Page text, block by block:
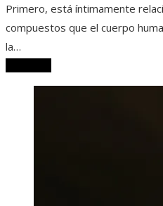
Primero, está íntimamente
compuestos que el cuerpo
la…